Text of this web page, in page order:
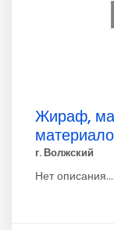
Жираф,
г. Волжский
Нет описания....